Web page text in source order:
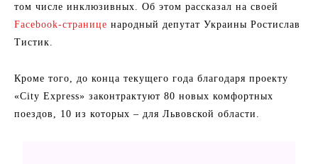
том числе инклюзивных. Об этом рассказал на своей
Facebook-странице народный депутат Украины Ростислав
Тистик.
Кроме того, до конца текущего года благодаря проекту
«City Express» законтрактуют 80 новых комфортных
поездов, 10 из которых – для Львовской области.